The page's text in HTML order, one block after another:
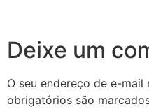
Deixe um
O seu endereço de e-mail
obrigatórios são